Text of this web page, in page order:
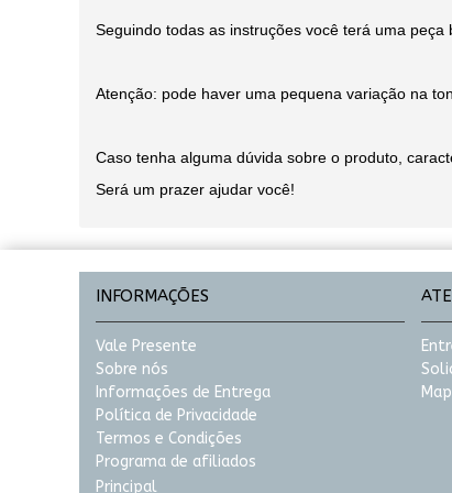
Seguindo todas as instruções você terá uma peça
Atenção: pode haver uma pequena variação na
Caso tenha alguma dúvida sobre o produto,
Será um prazer ajudar você!
INFORMAÇÕES
Vale Presente
Sobre nós
Informações de Entrega
Política de Privacidade
Termos e Condições
Programa de afiliados
Principal